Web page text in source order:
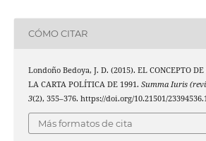
CÓMO CITAR
Londoño Bedoya, J. D. (2015). EL CONCEPTO
LA CARTA POLÍTICA DE 1991. Summa Iuris
3(2), 355–376. https://doi.org/10.21501/
Más formatos de cita